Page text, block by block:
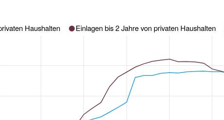
Haushalten Einlagen bis 2 Jahre von privaten Haushalten